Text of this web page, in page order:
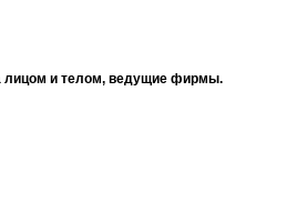
лицом и телом, ведущие фирмы.